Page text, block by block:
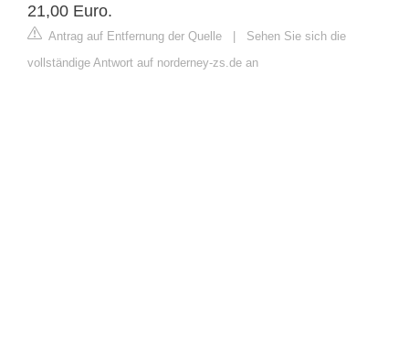
21,00 Euro.
Antrag auf Entfernung der Quelle | Sehen Sie sich die
vollständige Antwort auf norderney-zs.de an